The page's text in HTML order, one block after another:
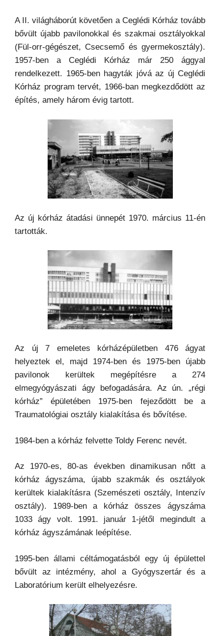
A II. világháborút követően a Ceglédi Kórház tovább
bővült újabb pavilonokkal és szakmai osztályokkal
(Fül-orr-gégészet, Csecsemő és gyermekosztály).
1957-ben a Ceglédi Kórház már 250 ággyal
rendelkezett. 1965-ben hagyták jóvá az új Ceglédi
Kórház program tervét, 1966-ban megkezdődött az
építés, amely három évig tartott.
Az új kórház átadási ünnepét 1970. március 11-én
tartották.
Az új 7 emeletes kórházépületben 476 ágyat
helyeztek el, majd 1974-ben és 1975-ben újabb
pavilonok kerültek megépítésre a 274
elmegyógyászati ágy befogadására. Az ún. „régi
kórház” épületében 1975-ben fejeződött be a
Traumatológiai osztály kialakítása és bővítése.
1984-ben a kórház felvette Toldy Ferenc nevét.
Az 1970-es, 80-as években dinamikusan nőtt a
kórház ágyszáma, újabb szakmák és osztályok
kerültek kialakításra (Szemészeti osztály, Intenzív
osztály). 1989-ben a kórház összes ágyszáma
1033 ágy volt. 1991. január 1-jétől megindult a
kórház ágyszámának leépítése.
1995-ben állami céltámogatásból egy új épülettel
bővült az intézmény, ahol a Gyógyszertár és a
Laboratórium került elhelyezésre.